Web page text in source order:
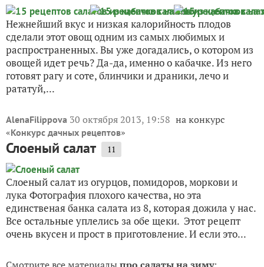
Нежнейший вкус и низкая калорийность плодов
сделали этот овощ одним из самых любимых и
распространенных. Вы уже догадались, о котором из
овощей идет речь? Да-да, именно о кабачке. Из него
готовят рагу и соте, блинчики и драники, лечо и
рататуй,...
AlenaFilippova 30 октября 2013, 19:58 на конкурс
«Конкурс дачных рецептов»
Слоеный салат 11
Слоеный салат из огурцов, помидоров, моркови и
лука Фотография плохого качества, но эта
единственая банка салата из 8, которая дожила у нас.
Все остальные уплелись за обе щеки. Этот рецепт
очень вкусен и прост в приготовление. И если это...